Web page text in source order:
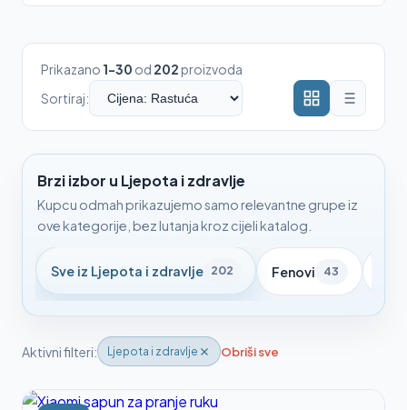
Prikazano 1-30 od 202proizvoda
Sortiraj:
Brzi izbor u Ljepota i zdravlje
Kupcu odmah prikazujemo samo relevantne grupe iz
ove kategorije, bez lutanja kroz cijeli katalog.
Sve iz Ljepota i zdravlje 202 Fenovi 43
Aktivni filteri: Ljepota i zdravlje Obriši sve